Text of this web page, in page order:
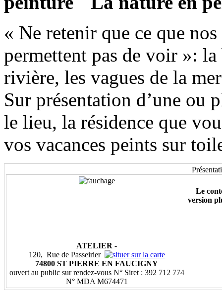
« Ne retenir que ce que
permettent pas de voir »: la
rivière, les vagues de la
Sur présentation d’une ou
le lieu, la résidence que
vos vacances peints sur
Le
version
ATELIER -
120, Rue de Passeirier
74800 ST PIERRE EN FAUCIGNY
ouvert au public sur rendez-vous N° Siret : 392 712 774
N° MDA M674471